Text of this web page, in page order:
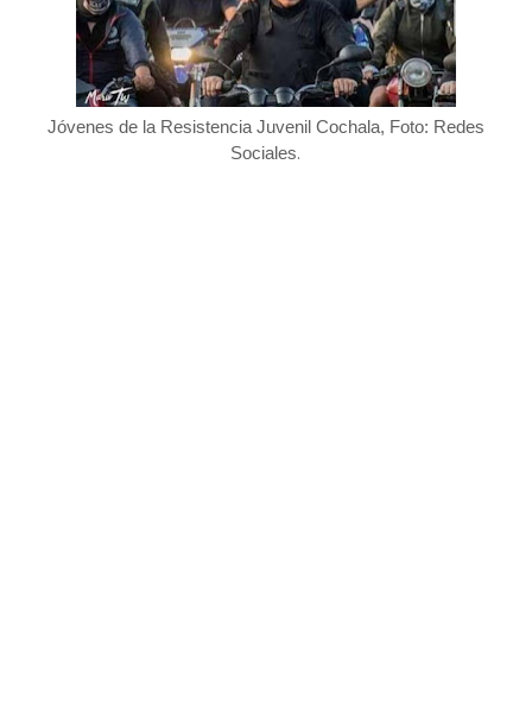
Jóvenes de la Resistencia Juvenil Cochala, Foto: Redes
Sociales.